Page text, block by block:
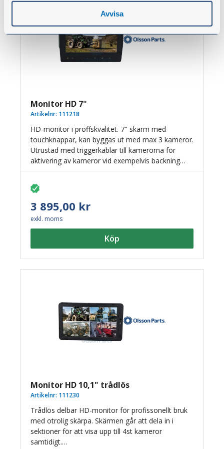
Avvisa
Monitor HD 7"
Artikelnr: 111218
HD-monitor i proffskvalitet. 7" skärm med
touchknappar, kan byggas ut med max 3 kameror.
Utrustad med triggerkablar till kamerorna för
aktivering av kameror vid exempelvis backning
eller andra önskemål.
Solskydd och solfjäderfäste samt bygel ingår.
Enbart avsedd för HD-kameror.
3 895,00 kr
exkl. moms
Köp
Monitor HD 10,1" trådlös
Artikelnr: 111230
Trådlös delbar HD-monitor för profissonellt bruk
med otrolig skärpa. Skärmen går att dela in i
sektioner för att visa upp till 4st kameror
samtidigt.